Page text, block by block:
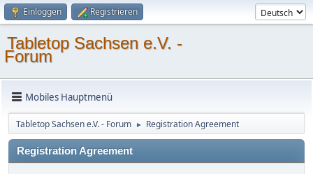
Einloggen Registrieren
Tabletop Sachsen e.V. -
Forum
Mobiles Hauptmenü
Tabletop Sachsen e.V. - Forum ► Registration Agreement
Registration Agreement